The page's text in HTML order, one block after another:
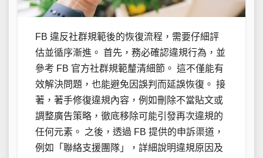
FB 違反社群規範後的恢復流程，需要仔細評
估並循序漸進。 首先，務必確認違規行為，並
參考 FB 官方社群規範釐清細節。 這不僅能有
效解決問題，也能避免因誤判而延誤恢復。 接
著，著手修復違規內容，例如刪除不當貼文或
調整廣告策略，徹底移除可能引發再次違規的
任何元素。 之後，透過 FB 提供的申訴渠道，
例如「聯絡支援團隊」，詳細說明違規原因及